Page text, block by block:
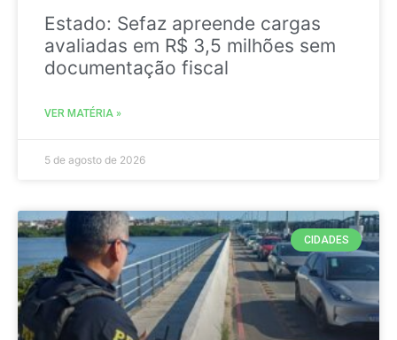
Estado: Sefaz apreende cargas
avaliadas em R$ 3,5 milhões sem
documentação fiscal
VER MATÉRIA »
5 de agosto de 2026
CIDADES